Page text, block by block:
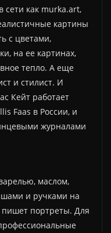
сети как murka.art,
картины
с цветами,
на ее картинах,
тепло. А еще
и стилист. И
Кейт работает
Faas в России, и
журналами
маслом,
и ручками на
пишет портреты. Для